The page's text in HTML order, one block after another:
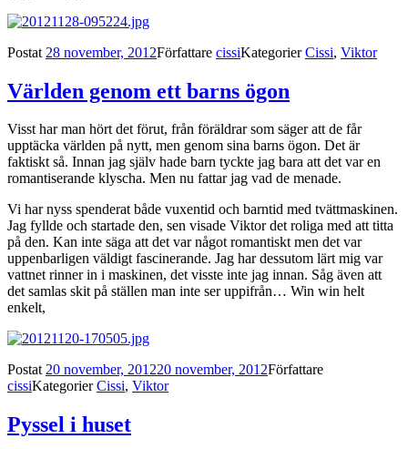
Postat 28 november, 2012Författare cissiKategorierCissi, Viktor
Världen genom ett barns ögon
Visst har man hört det förut, från föräldrar som säger att de får
upptäcka världen på nytt, men genom sina barns ögon. Det är
faktiskt så. Innan jag själv hade barn tyckte jag bara att det var en
romantiserande klyscha. Men nu fattar jag vad de menade.
Vi har nyss spenderat både vuxentid och barntid med tvättmaskinen.
Jag fyllde och startade den, sen visade Viktor det roliga med att titta
på den. Kan inte säga att det var något romantiskt men det var
uppenbarligen väldigt fascinerande. Jag har dessutom lärt mig var
vattnet rinner in i maskinen, det visste inte jag innan. Såg även att
det samlas skit på ställen man inte ser uppifrån… Win win helt
enkelt,
Postat20 november, 201220 november, 2012Författare
cissiKategorierCissi, Viktor
Pyssel i huset